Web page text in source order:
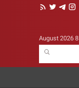
8 August 2026